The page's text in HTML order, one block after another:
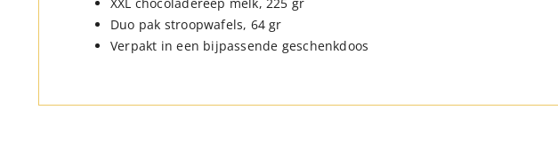
Duo pak stroopwafels, 64 gr
Verpakt in een bijpassende geschenkdoos